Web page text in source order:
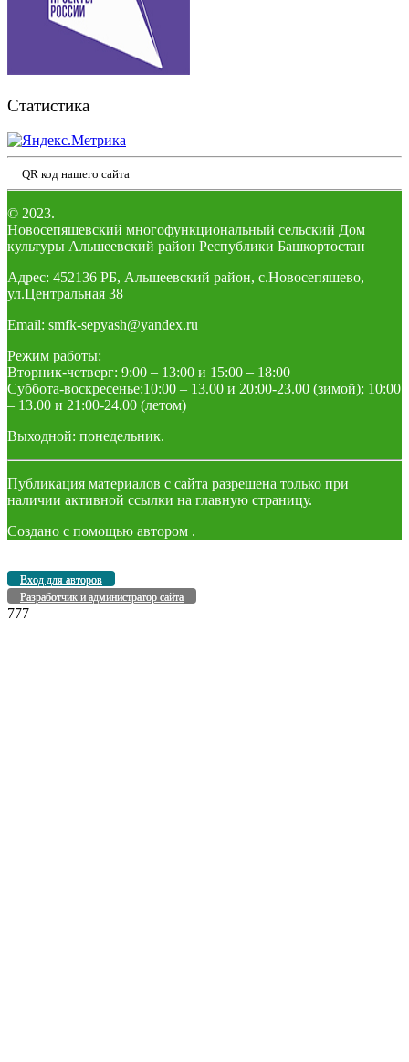
Статистика
QR код нашего сайта
© 2023.
Новосепяшевский многофункциональный сельский Дом
культуры Альшеевский район Республики Башкортостан
Адрес: 452136 РБ, Альшеевский район, с.Новосепяшево,
ул.Центральная 38
Email: smfk-sepyash@yandex.ru
Режим работы:
Вторник-четверг: 9:00 – 13:00 и 15:00 – 18:00
Суббота-воскресенье:10:00 – 13.00 и 20:00-23.00 (зимой); 10:00
– 13.00 и 21:00-24.00 (летом)
Выходной: понедельник.
Публикация материалов с сайта разрешена только при
наличии активной ссылки на главную страницу.
Создано с помощью автором .
Вход для авторов
Разработчик и администратор сайта
777